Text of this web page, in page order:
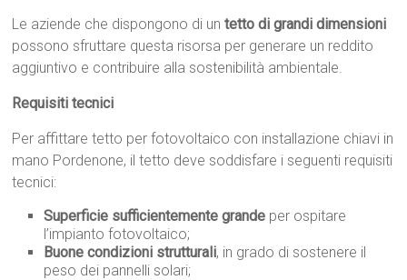
Le aziende che dispongono di untetto di grandi dimensioni
possono sfruttare questa risorsa per generare un reddito
aggiuntivo e contribuire alla sostenibilità ambientale.
Requisiti tecnici
Per affittare tetto per fotovoltaico con installazione chiavi in
mano Pordenone, il tetto deve soddisfare i seguenti requisiti
tecnici:
Superficie sufficientemente grande per ospitare
l’impianto fotovoltaico;
Buone condizioni strutturali, in grado di sostenere il
peso dei pannelli solari;